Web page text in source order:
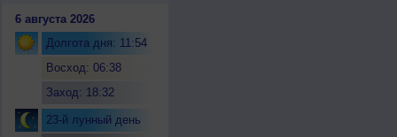
6 августа 2026
Долгота дня: 11:54
Восход: 06:38
Заход: 18:32
23-й лунный день